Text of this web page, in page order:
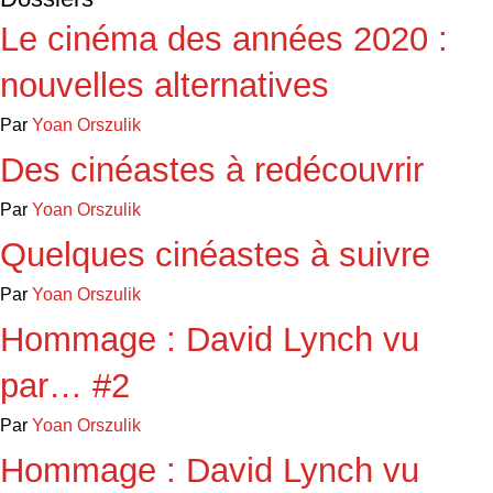
Le cinéma des années 2020 :
nouvelles alternatives
Par Yoan Orszulik
Des cinéastes à redécouvrir
Par Yoan Orszulik
Quelques cinéastes à suivre
Par Yoan Orszulik
Hommage : David Lynch vu
par… #2
Par Yoan Orszulik
Hommage : David Lynch vu